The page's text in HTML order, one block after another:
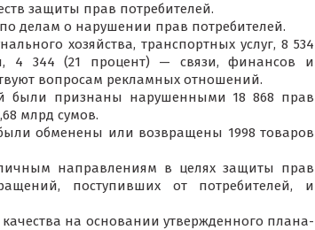
защиты прав потребителей.
делам о нарушении прав потребителей.
хозяйства, транспортных услуг, 8 534
4 344 (21 процент) — связи, финансов и
вопросам рекламных отношений.
были признаны нарушенными 18 868 прав
млрд сумов.
обменены или возвращены 1998 товаров
направлениям в целях защиты прав
поступивших от потребителей, и
качества на основании утвержденного плана-